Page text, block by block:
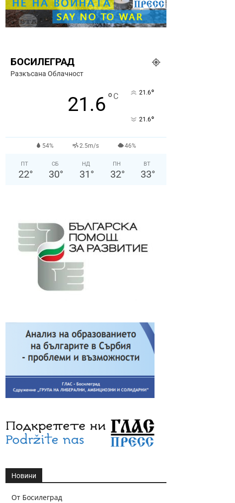
БОСИЛЕГРАД
Разкъсана Облачност
21.6°C 21.6°
21.6°
54% 2.5m/s 46%
ПТ
22°
СБ
30°
НД
31 °
ПН
32°
ВТ
33°
Новини
От Босилеград